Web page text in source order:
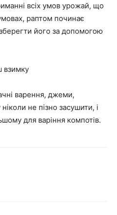
всіх умов урожай, що
раптом починає
його за допомогою
взимку
варення, джеми,
не пізно засушити, і
для варіння компотів.